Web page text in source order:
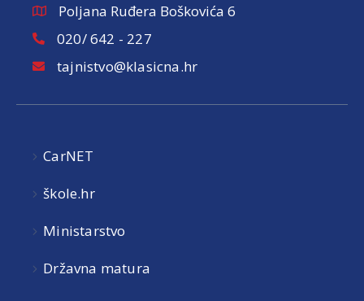
Poljana Ruđera Boškovića 6
020/ 642 - 227
tajnistvo@klasicna.hr
CarNET
škole.hr
Ministarstvo
Državna matura